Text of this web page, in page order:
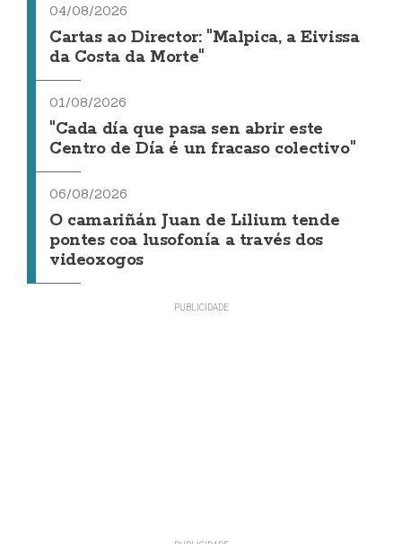
04/08/2026
Cartas ao Director: "Malpica, a Eivissa
da Costa da Morte"
01/08/2026
"Cada día que pasa sen abrir este
Centro de Día é un fracaso colectivo"
06/08/2026
O camariñán Juan de Lilium tende
pontes coa lusofonía a través dos
videoxogos